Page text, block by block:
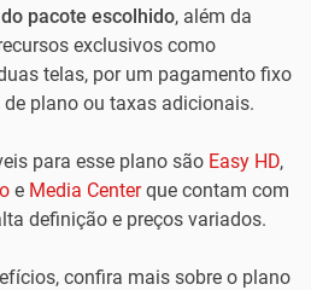
pacote escolhido, além da
exclusivos como
telas, por um pagamento fixo
plano ou taxas adicionais.
para esse plano são Easy HD,
e Media Centerque contam com
definição e preços variados.
confira mais sobre o plano